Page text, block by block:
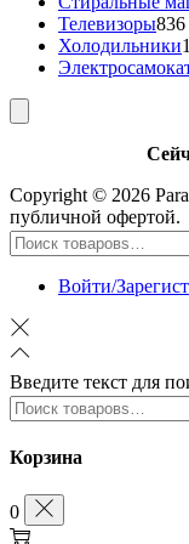
Телевизоры836
Холодильники
Copyright © 2026
публичной офертой.
Поиск:>
Войти/
Введите текст для
Поиск:>
Корзина
0